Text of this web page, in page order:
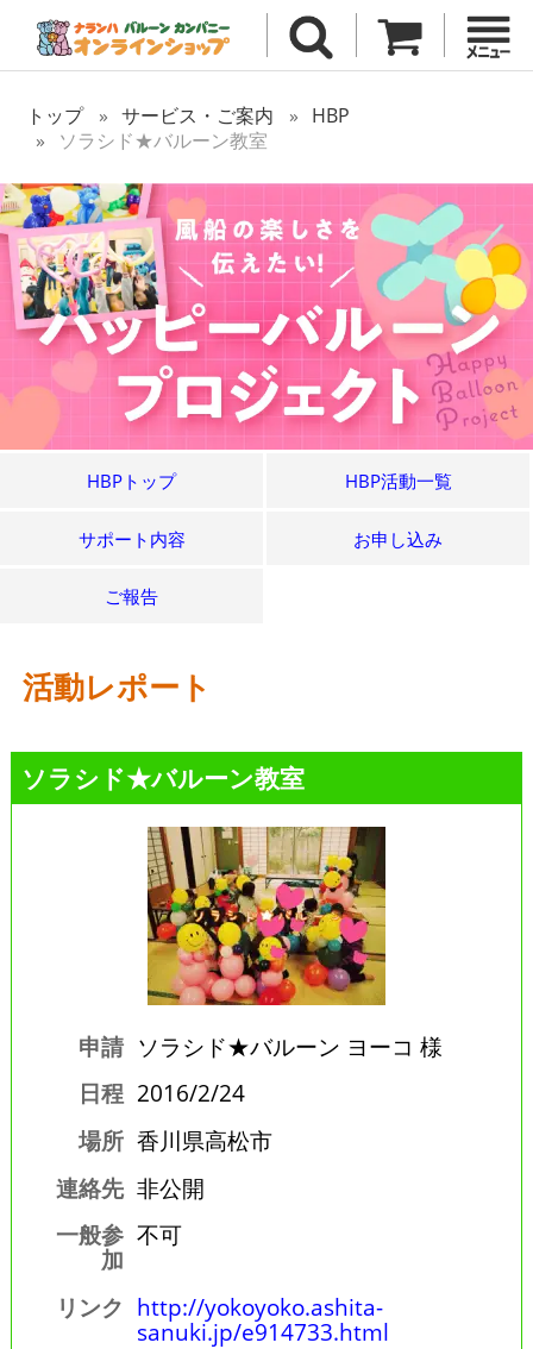
トップ サービス・ご案内
HBP
ソラシド★バルーン教室
HBPトップ HBP活動一覧
サポート内容 お申し込み
ご報告
活動レポート
ソラシド★バルーン教室
申請 ソラシド★バルーン ヨーコ 様
日程 2016/2/24
場所 香川県高松市
連絡先 非公開
一般参
加
不可
リンク http://yokoyoko.ashita-
sanuki.jp/e914733.html